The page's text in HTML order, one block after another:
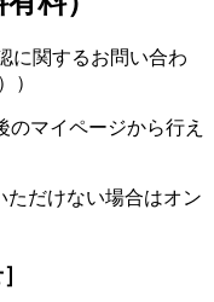
に関するお問い合わ
）
マイページから行え
だけない場合はオン